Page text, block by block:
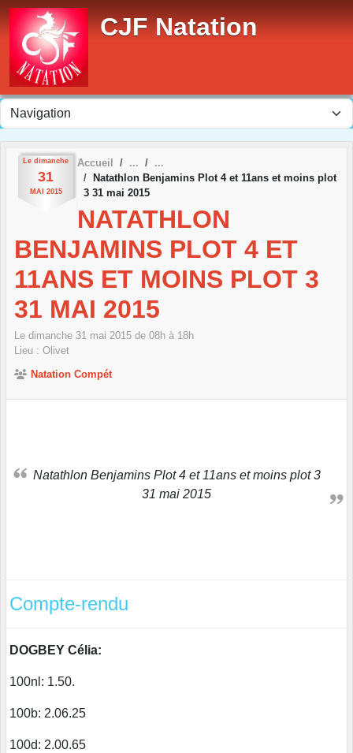
CJF Natation
Le dimanche
31
MAI 2015
Accueil
Natathlon Benjamins Plot 4 et 11ans et moins plot
3 31 mai 2015
NATATHLON
BENJAMINS PLOT 4 ET
11ANS ET MOINS PLOT 3
31 MAI 2015
Le dimanche 31 mai 2015 de 08h à 18h
Lieu : Olivet
Natation Compét
Natathlon Benjamins Plot 4 et 11ans et moins plot 3
31 mai 2015
Compte-rendu
DOGBEY Célia:
100nl: 1.50.
100b: 2.06.25
100d: 2.00.65
Panneau de gestion des cookies